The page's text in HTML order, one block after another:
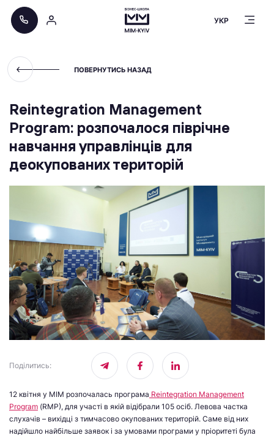
УКР
ПОВЕРНУТИСЬ НАЗАД
Reintegration Management
Program: розпочалося піврічне
навчання управлінців для
деокупованих територій
Поділитись:
12 квітня у МІМ розпочалась програма Reintegration Management
Program (RMP), для участі в якій відібрали 105 осіб. Левова частка
слухачів – вихідці з тимчасово окупованих територій. Саме від них
надійшло найбільше заявок і за умовами програми у пріоритеті була